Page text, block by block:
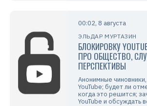
00:02, 8 августа
ЭЛЬДАР МУРТАЗИН
БЛОКИРОВКУ
ПРО ОБЩЕСТВО,
ПЕРСПЕКТИВЫ
Анонимные
YouTube; будет ли
когда это решится;
YouTube и обсуждать